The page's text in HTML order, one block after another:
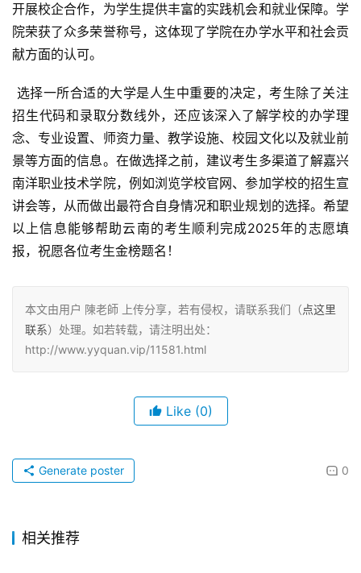
开展校企合作，为学生提供丰富的实践机会和就业保障。学
院荣获了众多荣誉称号，这体现了学院在办学水平和社会贡
献方面的认可。
招生代码和录取分数线外，还应该深入了解学校的办学理
念、专业设置、师资力量、教学设施、校园文化以及就业前
景等方面的信息。在做选择之前，建议考生多渠道了解嘉兴
南洋职业技术学院，例如浏览学校官网、参加学校的招生宣
讲会等，从而做出最符合自身情况和职业规划的选择。希望
以上信息能够帮助云南的考生顺利完成2025年的志愿填
报，祝愿各位考生金榜题名！
本文由用户 陳老師 上传分享，若有侵权，请联系我们（点这里
联系）处理。如若转载，请注明出处：
http://www.yyquan.vip/11581.html
Like (0)
0
Generate poster
相关推荐